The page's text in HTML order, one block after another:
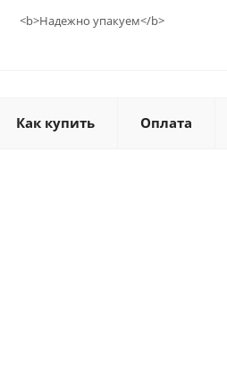
<b>Надежно упакуем</b>
Как купить Оплата